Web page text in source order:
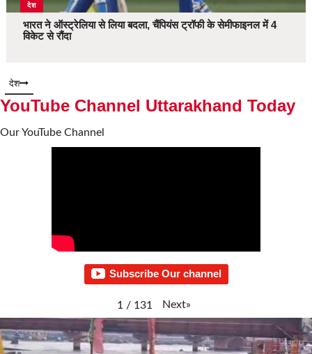
देश
भारत ने ऑस्ट्रेलिया से लिया बदला, चैंपियंस ट्रॉफी के सेमीफाइनल में 4
विकेट से रौंदा
देश
YouTube Channel Uttarakhand Today
Our YouTube Channel
Subscribe Our channel
1 / 131 Next»